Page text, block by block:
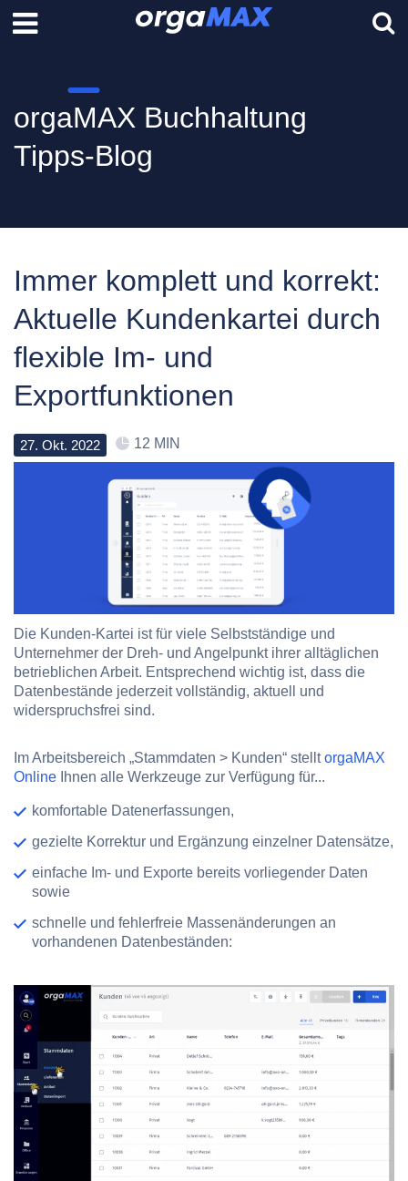
orgaMAX Buchhaltung
Tipps-Blog
Immer komplett und korrekt:
Aktuelle Kundenkartei durch
flexible Im- und
Exportfunktionen
27. Okt. 2022 12 MIN
Die Kunden-Kartei ist für viele Selbstständige und
Unternehmer der Dreh- und Angelpunkt ihrer alltäglichen
betrieblichen Arbeit. Entsprechend wichtig ist, dass die
Datenbestände jederzeit vollständig, aktuell und
widerspruchsfrei sind.
Im Arbeitsbereich „Stammdaten > Kunden“ stelltorgaMAX
Online Ihnen alle Werkzeuge zur Verfügung für...
komfortable Datenerfassungen,
gezielte Korrektur und Ergänzung einzelner Datensätze,
einfache Im- und Exporte bereits vorliegender Daten
sowie
schnelle und fehlerfreie Massenänderungen an
vorhandenen Datenbeständen: